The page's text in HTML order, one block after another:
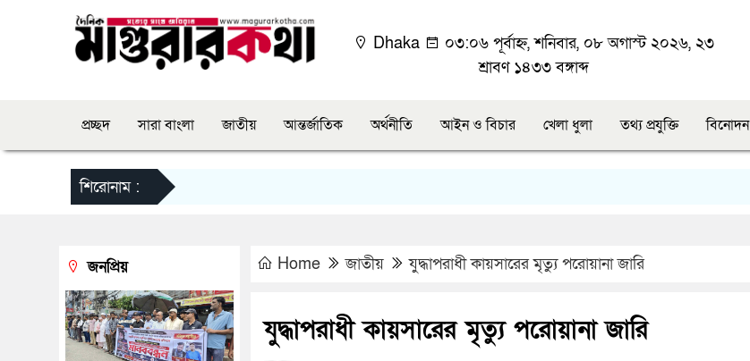
Dhaka
০৩:০৬ পূর্বাহ্ন, শনিবার, ০৮ অগাস্ট ২০২৬, ২৩
শ্রাবণ ১৪৩৩ বঙ্গাব্দ
প্রচ্ছদ সারা বাংলা জাতীয় আন্তর্জাতিক অর্থনীতি আইন ও বিচার খেলা ধুলা তথ্য প্রযুক্তি বিনোদন
শিরোনাম :
Home জাতীয় যুদ্ধাপরাধী কায়সারের মৃত্যু পরোয়ানা জারি
যুদ্ধাপরাধী কায়সারের মৃত্যু পরোয়ানা জারি
জনপ্রিয়